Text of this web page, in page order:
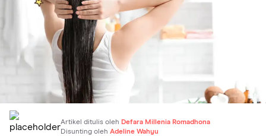
Artikel ditulis oleh Defara Millenia Romadhona
Disunting oleh Adeline Wahyu